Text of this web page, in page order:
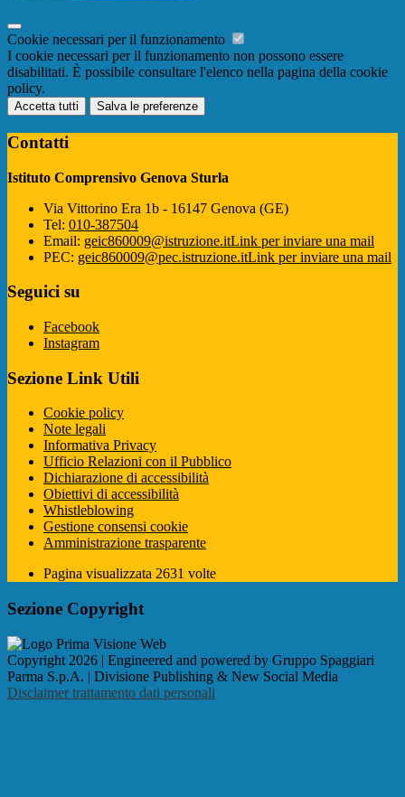
Cookie necessari per il funzionamento
I cookie necessari per il funzionamento non possono essere
disabilitati. È possibile consultare l'elenco nella pagina della cookie
policy.
Accetta tutti Salva le preferenze
Contatti
Istituto Comprensivo Genova Sturla
Via Vittorino Era 1b - 16147 Genova (GE)
Tel: 010-387504
Email: geic860009@istruzione.itLink per inviare una mail
PEC: geic860009@pec.istruzione.itLink per inviare una mail
Seguici su
Facebook
Instagram
Sezione Link Utili
Cookie policy
Note legali
Informativa Privacy
Ufficio Relazioni con il Pubblico
Dichiarazione di accessibilità
Obiettivi di accessibilità
Whistleblowing
Gestione consensi cookie
Amministrazione trasparente
Pagina visualizzata 2631 volte
Sezione Copyright
Copyright 2026 | Engineered and powered by Gruppo Spaggiari
Parma S.p.A. | Divisione Publishing & New Social Media
Disclaimer trattamento dati personali